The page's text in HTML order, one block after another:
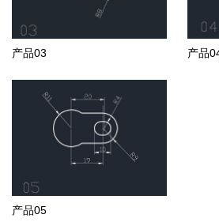
产品03 产品
产品05